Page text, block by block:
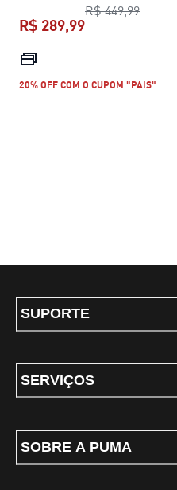
R$ 449,99preço
R$ 289,99
20% OFF COM O CUPOM "PAIS"
SUPORTE
SERVIÇOS
SOBRE A PUMA